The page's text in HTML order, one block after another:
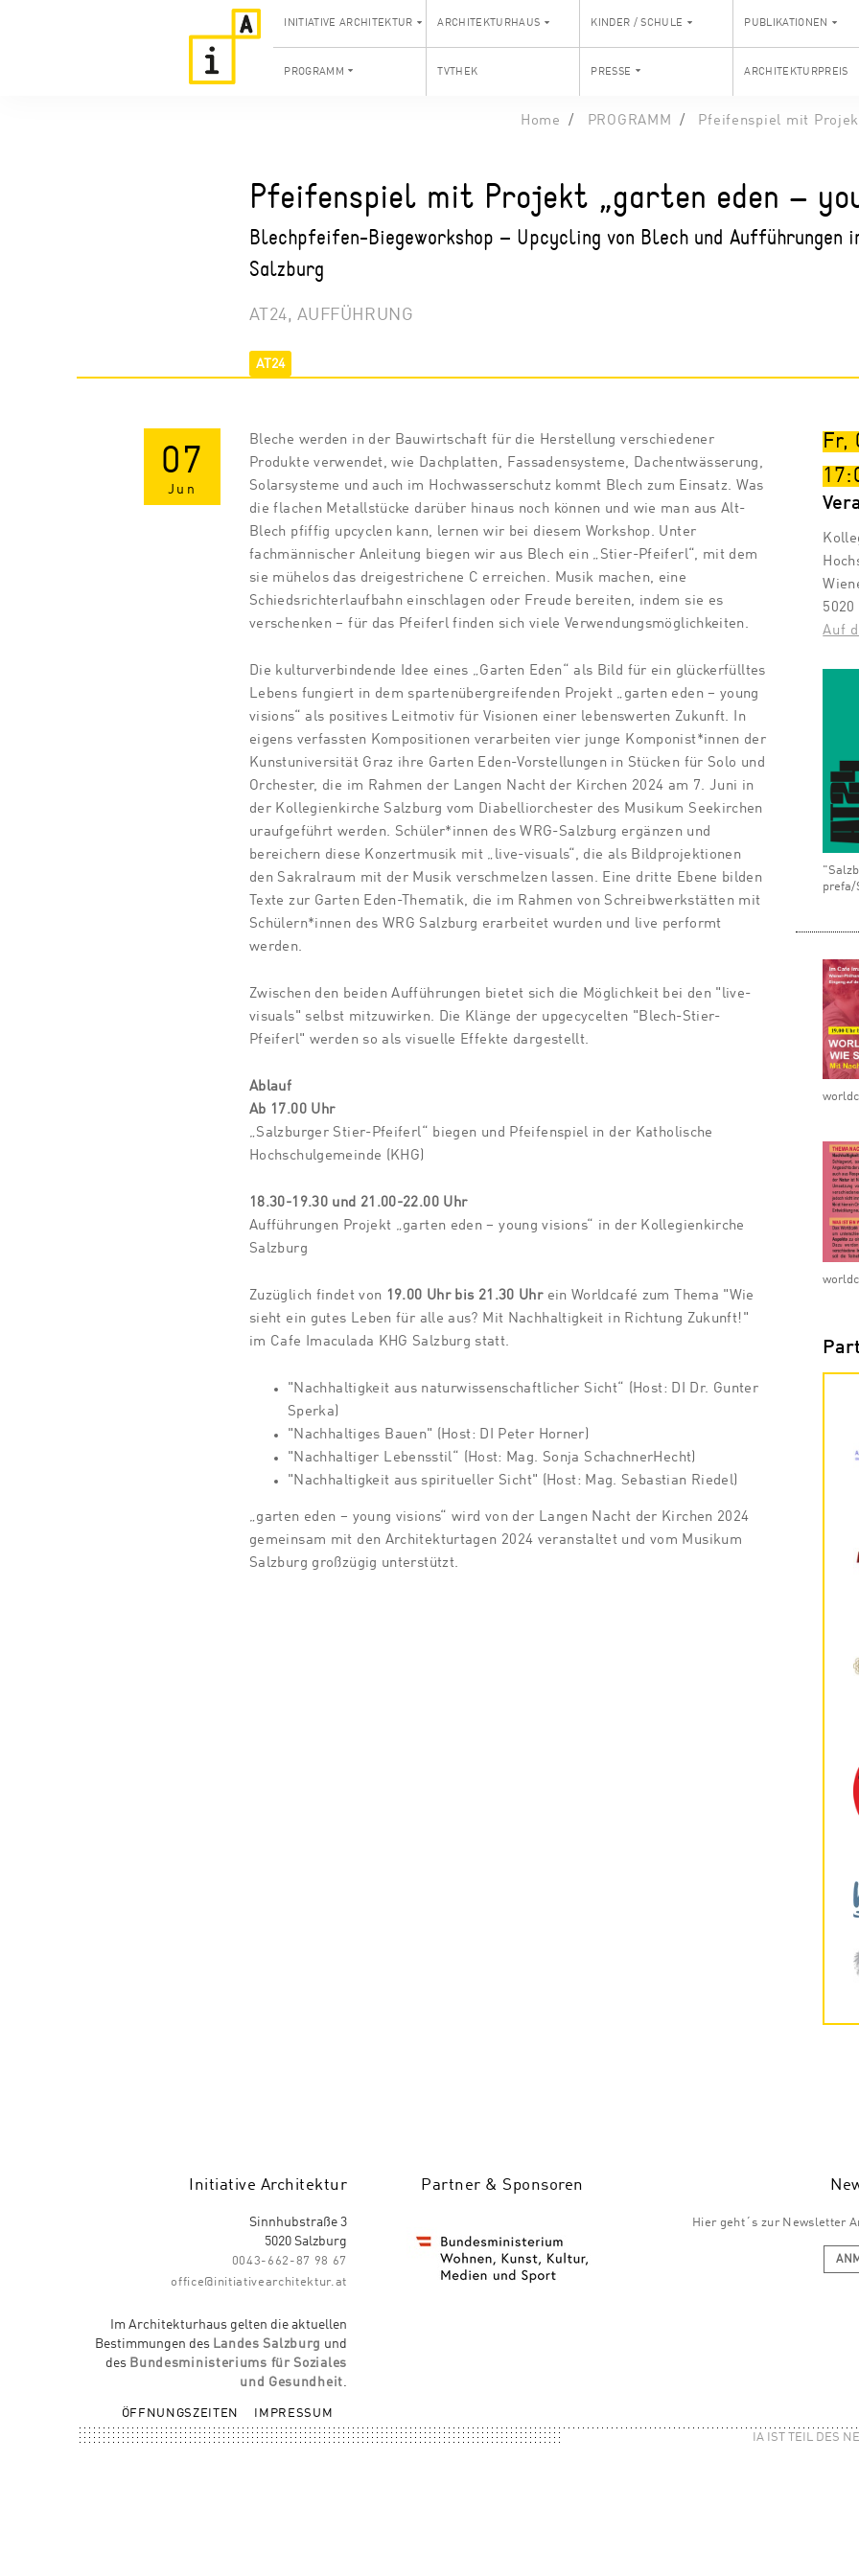
INITIATIVE ARCHITEKTUR ARCHITEKTURHAUS KINDER / SCHULE PUBLIKATIONEN
PROGRAMM TVTHEK PRESSE ARCHITEKTURPREIS
Home PROGRAMM Pfeifenspiel mit
Pfeifenspiel mit Projekt „garten eden –
Blechpfeifen-Biegeworkshop – Upcycling von Blech und Aufführungen
Salzburg
AT24, AUFFÜHRUNG
AT24
07
Jun
Fr,
5020
Auf
prefa/
Bleche werden in der Bauwirtschaft für die Herstellung verschiedener
Produkte verwendet, wie Dachplatten, Fassadensysteme, Dachentwässerung,
Solarsysteme und auch im Hochwasserschutz kommt Blech zum Einsatz. Was
die flachen Metallstücke darüber hinaus noch können und wie man aus Alt-
Blech pfiffig upcyclen kann, lernen wir bei diesem Workshop. Unter
fachmännischer Anleitung biegen wir aus Blech ein „Stier-Pfeiferl“, mit dem
sie mühelos das dreigestrichene C erreichen. Musik machen, eine
Schiedsrichterlaufbahn einschlagen oder Freude bereiten, indem sie es
verschenken – für das Pfeiferl finden sich viele Verwendungsmöglichkeiten.
Die kulturverbindende Idee eines „Garten Eden“ als Bild für ein glückerfülltes
Lebens fungiert in dem spartenübergreifenden Projekt „garten eden – young
visions“ als positives Leitmotiv für Visionen einer lebenswerten Zukunft. In
eigens verfassten Kompositionen verarbeiten vier junge Komponist*innen der
Kunstuniversität Graz ihre Garten Eden-Vorstellungen in Stücken für Solo und
Orchester, die im Rahmen der Langen Nacht der Kirchen 2024 am 7. Juni in
der Kollegienkirche Salzburg vom Diabelliorchester des Musikum Seekirchen
uraufgeführt werden. Schüler*innen des WRG-Salzburg ergänzen und
bereichern diese Konzertmusik mit „live-visuals“, die als Bildprojektionen
den Sakralraum mit der Musik verschmelzen lassen. Eine dritte Ebene bilden
Texte zur Garten Eden-Thematik, die im Rahmen von Schreibwerkstätten mit
Schülern*innen des WRG Salzburg erarbeitet wurden und live performt
werden.
Zwischen den beiden Aufführungen bietet sich die Möglichkeit bei den "live-
visuals" selbst mitzuwirken. Die Klänge der upgecycelten "Blech-Stier-
Pfeiferl" werden so als visuelle Effekte dargestellt.
Ablauf
Ab 17.00 Uhr
„Salzburger Stier-Pfeiferl“ biegen und Pfeifenspiel in der Katholische
Hochschulgemeinde (KHG)
18.30-19.30 und 21.00-22.00 Uhr
Aufführungen Projekt „garten eden – young visions“ in der Kollegienkirche
Salzburg
Zuzüglich findet von 19.00 Uhr bis 21.30 Uhr ein Worldcafé zum Thema "Wie
sieht ein gutes Leben für alle aus? Mit Nachhaltigkeit in Richtung Zukunft!"
im Cafe Imaculada KHG Salzburg statt.
"Nachhaltigkeit aus naturwissenschaftlicher Sicht“ (Host: DI Dr. Gunter
Sperka)
"Nachhaltiges Bauen" (Host: DI Peter Horner)
"Nachhaltiger Lebensstil“ (Host: Mag. Sonja SchachnerHecht)
"Nachhaltigkeit aus spiritueller Sicht" (Host: Mag. Sebastian Riedel)
„garten eden – young visions“ wird von der Langen Nacht der Kirchen 2024
gemeinsam mit den Architekturtagen 2024 veranstaltet und vom Musikum
Salzburg großzügig unterstützt.
Initiative Architektur
Sinnhubstraße 3
5020 Salzburg
0043-662-87 98 67
office@initiativearchitektur.at
Im Architekturhaus gelten die aktuellen
Bestimmungen des Landes Salzburg und
des Bundesministeriums für Soziales
und Gesundheit
Partner & Sponsoren
Hier geht´s zur Newsletter
ÖFFNUNGSZEITEN
IMPRESSUM
IA IST TEIL DES